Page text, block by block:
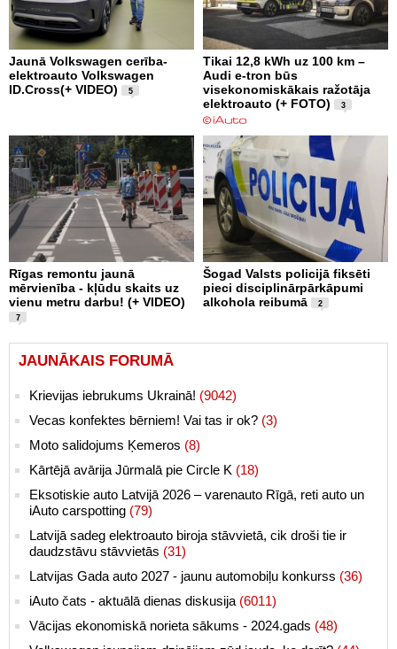
Jaunā Volkswagen cerība-
elektroauto Volkswagen
ID.Cross(+ VIDEO)
5
Tikai 12,8 kWh uz 100 km –
Audi e-tron būs
visekonomiskākais ražotāja
elektroauto (+ FOTO)
3
Rīgas remontu jaunā
mērvienība - kļūdu skaits uz
vienu metru darbu! (+ VIDEO)
7
Šogad Valsts policijā fiksēti
pieci disciplinārpārkāpumi
alkohola reibumā
2
JAUNĀKAIS FORUMĀ
Krievijas iebrukums Ukrainā! (9042)
Vecas konfektes bērniem! Vai tas ir ok? (3)
Moto salidojums Ķemeros (8)
Kārtējā avārija Jūrmalā pie Circle K (18)
Eksotiskie auto Latvijā 2026 – varenauto Rīgā, reti auto un
iAuto carspotting (79)
Latvijā sadeg elektroauto biroja stāvvietā, cik droši tie ir
daudzstāvu stāvvietās (31)
Latvijas Gada auto 2027 - jaunu automobiļu konkurss (36)
iAuto čats - aktuālā dienas diskusija (6011)
Vācijas ekonomiskā norieta sākums - 2024.gads (48)